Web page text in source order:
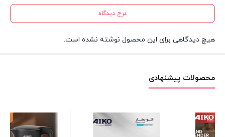
درج دیدگاه
هیچ دیدگاهی برای این محصول نوشته نشده است.
محصولات پیشنهادی